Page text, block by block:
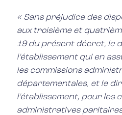
« Sans préjudice des
aux troisième et
19 du présent décret, le
l’établissement qui en
les commissions
départementales, et le
l’établissement, pour les
administratives